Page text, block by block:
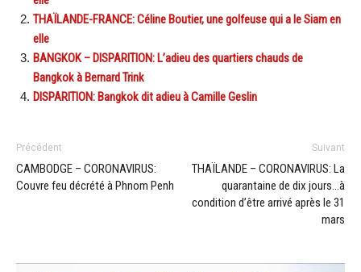
THAÏLANDE-FRANCE: Céline Boutier, une golfeuse qui a le Siam en
elle
BANGKOK – DISPARITION: L’adieu des quartiers chauds de
Bangkok à Bernard Trink
DISPARITION: Bangkok dit adieu à Camille Geslin
Précédent
CAMBODGE – CORONAVIRUS:
Couvre feu décrété à Phnom Penh
Suivant
THAÏLANDE – CORONAVIRUS: La
quarantaine de dix jours…à
condition d’être arrivé après le 31
mars